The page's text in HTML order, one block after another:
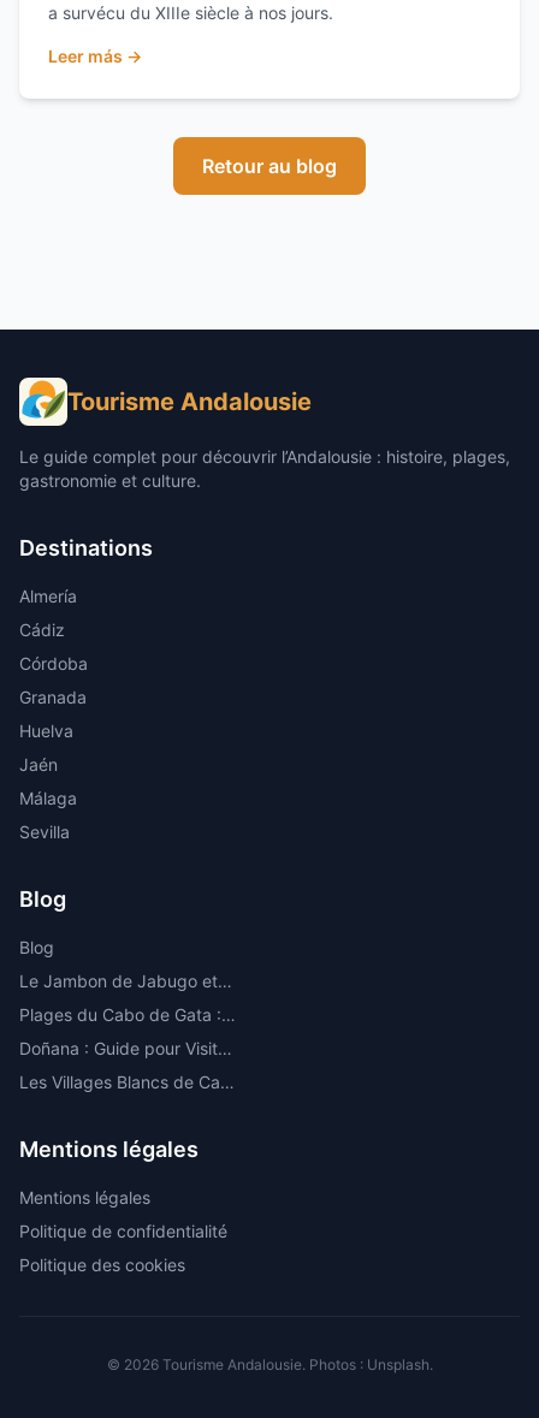
a survécu du XIIIe siècle à nos jours.
Leer más →
Retour au blog
Tourisme Andalousie
Le guide complet pour découvrir l’Andalousie : histoire, plages,
gastronomie et culture.
Destinations
Almería
Cádiz
Córdoba
Granada
Huelva
Jaén
Málaga
Sevilla
Blog
Blog
Le Jambon de Jabugo et la Route de l'Ibérique dans la Sierra de Huelva
Plages du Cabo de Gata : Les Meilleures Criques et Plages Vierges d'Almería
Doñana : Guide pour Visiter le Parc National le Plus Important d'Europe
Les Villages Blancs de Cadix : Route par les Plus Beaux
Mentions légales
Mentions légales
Politique de confidentialité
Politique des cookies
© 2026 Tourisme Andalousie. Photos : Unsplash.